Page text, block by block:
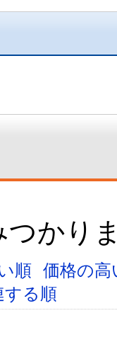
つかり
順 価格の
する順